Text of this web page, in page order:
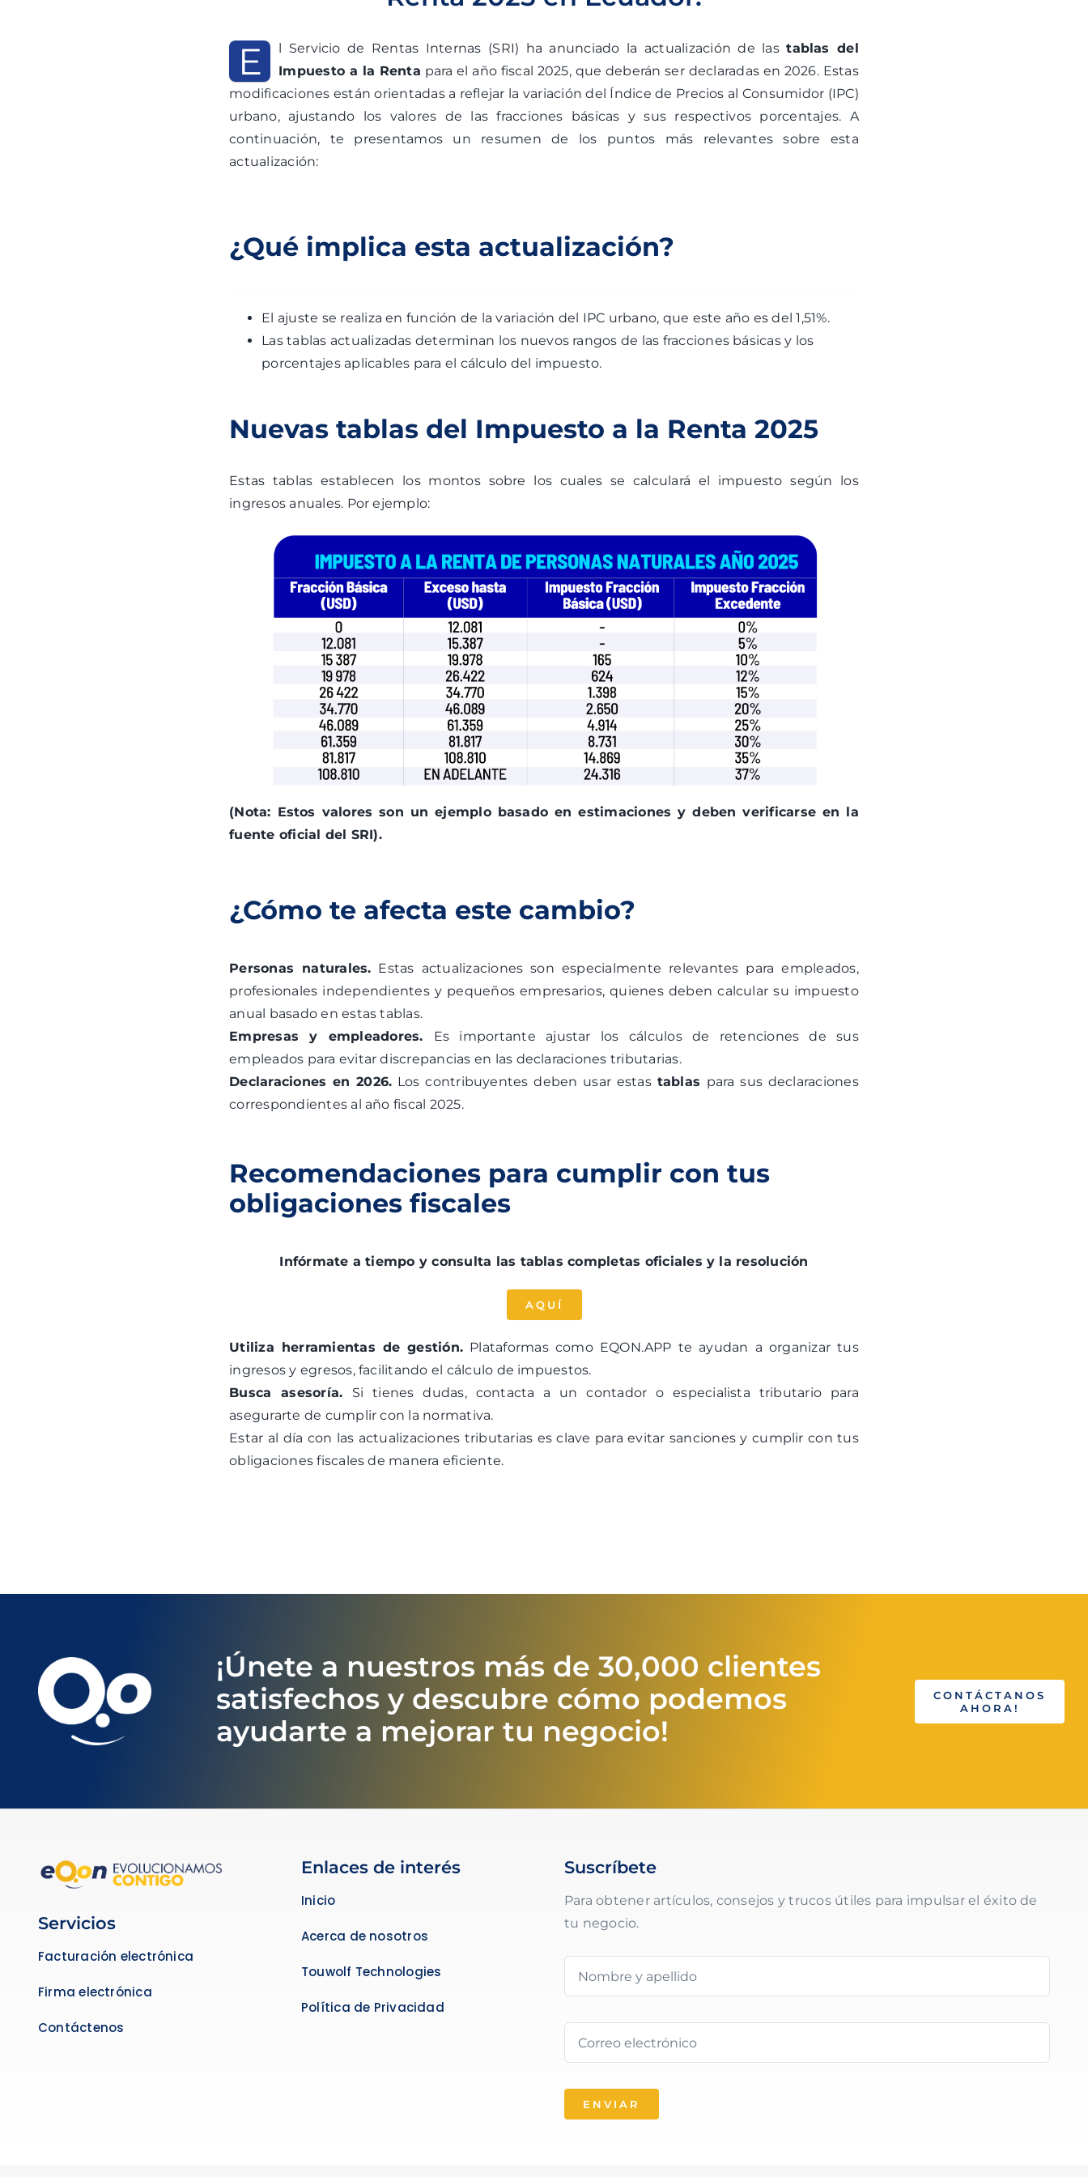
E l Servicio de Rentas Internas (SRI) ha anunciado la actualización de lastablas del
Impuesto a la Renta para el año fiscal 2025, que deberán ser declaradas en 2026. Estas
modificaciones están orientadas a reflejar la variación del Índice de Precios al Consumidor (IPC)
urbano, ajustando los valores de las fracciones básicas y sus respectivos porcentajes. A
continuación, te presentamos un resumen de los puntos más relevantes sobre esta
actualización:
¿Qué implica esta actualización?
El ajuste se realiza en función de la variación del IPC urbano, que este año es del 1,51%.
Las tablas actualizadas determinan los nuevos rangos de las fracciones básicas y los
porcentajes aplicables para el cálculo del impuesto.
Nuevas tablas del Impuesto a la Renta 2025
Estas tablas establecen los montos sobre los cuales se calculará el impuesto según los
ingresos anuales. Por ejemplo:
(Nota: Estos valores son un ejemplo basado en estimaciones y deben verificarse en la
fuente oficial del SRI).
¿Cómo te afecta este cambio?
Personas naturales. Estas actualizaciones son especialmente relevantes para empleados,
profesionales independientes y pequeños empresarios, quienes deben calcular su impuesto
anual basado en estas tablas.
Empresas y empleadores. Es importante ajustar los cálculos de retenciones de sus
empleados para evitar discrepancias en las declaraciones tributarias.
Declaraciones en 2026. Los contribuyentes deben usar estas tablas para sus declaraciones
correspondientes al año fiscal 2025.
Recomendaciones para cumplir con tus
obligaciones fiscales
Infórmate a tiempo y consulta las tablas completas oficiales y la resolución
AQUÍ
Utiliza herramientas de gestión. Plataformas como EQON.APP te ayudan a organizar tus
ingresos y egresos, facilitando el cálculo de impuestos.
Busca asesoría. Si tienes dudas, contacta a un contador o especialista tributario para
asegurarte de cumplir con la normativa.
Estar al día con las actualizaciones tributarias es clave para evitar sanciones y cumplir con tus
obligaciones fiscales de manera eficiente.
¡Únete a nuestros más de 30,000 clientes
satisfechos y descubre cómo podemos
ayudarte a mejorar tu negocio!
CONTÁCTANOS
AHORA!
Servicios
Facturación electrónica
Firma electrónica
Contáctenos
Enlaces de interés
Inicio
Acerca de nosotros
Touwolf Technologies
Política de Privacidad
Suscríbete
Para obtener artículos, consejos y trucos útiles para impulsar el éxito de
tu negocio.
ENVIAR